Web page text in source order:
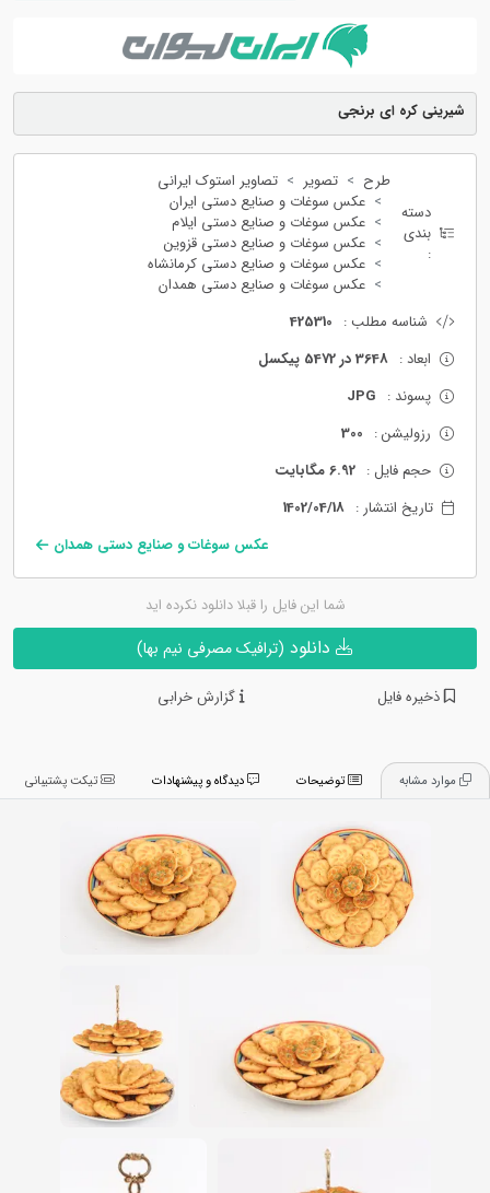
شیرینی کره ای برنجی
دسته
بندی
:
طرح تصویر
تصاویر استوک ایرانی
عکس سوغات و صنایع دستی ایران
عکس سوغات و صنایع دستی ایلام
عکس سوغات و صنایع دستی قزوین
عکس سوغات و صنایع دستی کرمانشاه
عکس سوغات و صنایع دستی همدان
شناسه مطلب : 425310
ابعاد : 3648 در 5472 پیکسل
پسوند : JPG
رزولیشن : 300
حجم فایل : 6.92 مگابایت
تاریخ انتشار : 1402/04/18
عکس سوغات و صنایع دستی همدان
شما این فایل را قبلا دانلود نکرده اید
(ترافیک مصرفی نیم بها)
ذخیره فایل گزارش خرابی
توضیحات تیکت پشتیبانی